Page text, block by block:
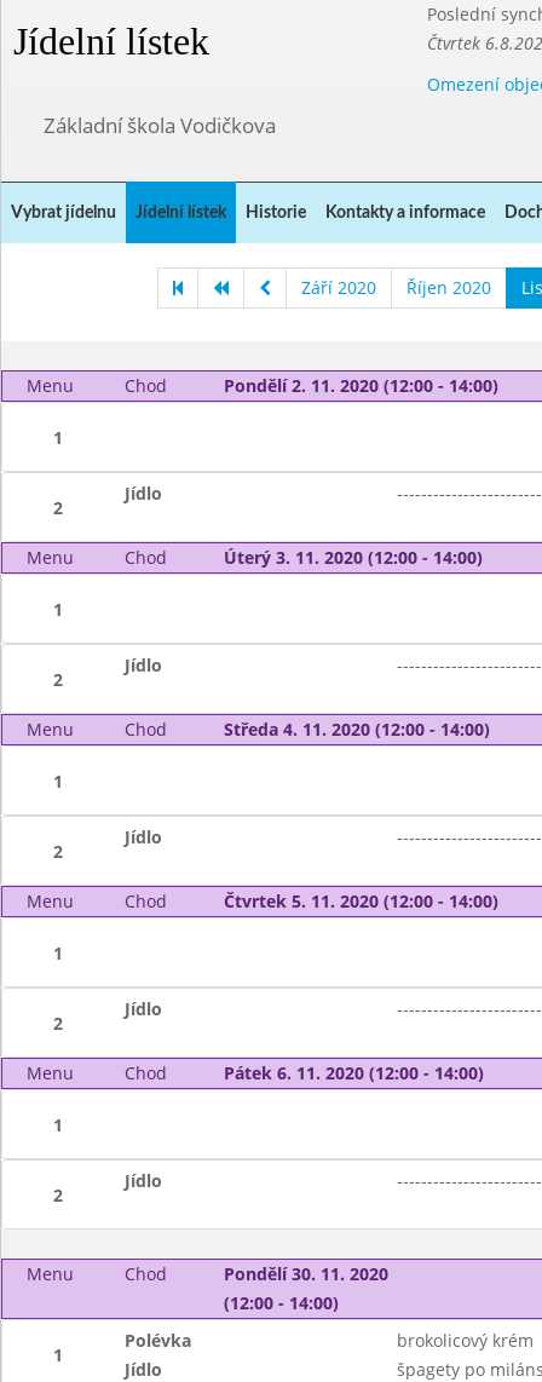
Jídelní lístek
Poslední
Čtvrtek
Omezení
Základní škola Vodičkova
Vybrat jídelnu Jídelní lístek Historie Kontakty a informace
Září 2020 Říjen 2020
Menu Chod Pondělí 2. 11. 2020 (12:00 - 14:00)
1
2
Jídlo
Menu Chod Úterý 3. 11. 2020 (12:00 - 14:00)
1
2
Jídlo
Menu Chod Středa 4. 11. 2020 (12:00 - 14:00)
1
2
Jídlo
Menu Chod Čtvrtek 5. 11. 2020 (12:00 - 14:00)
1
2
Jídlo
Menu Chod Pátek 6. 11. 2020 (12:00 - 14:00)
1
2
Jídlo
Menu Chod
Pondělí 30. 11. 2020
(12:00 - 14:00)
1
Polévka
brokolicový krém
Jídlo
špagety po